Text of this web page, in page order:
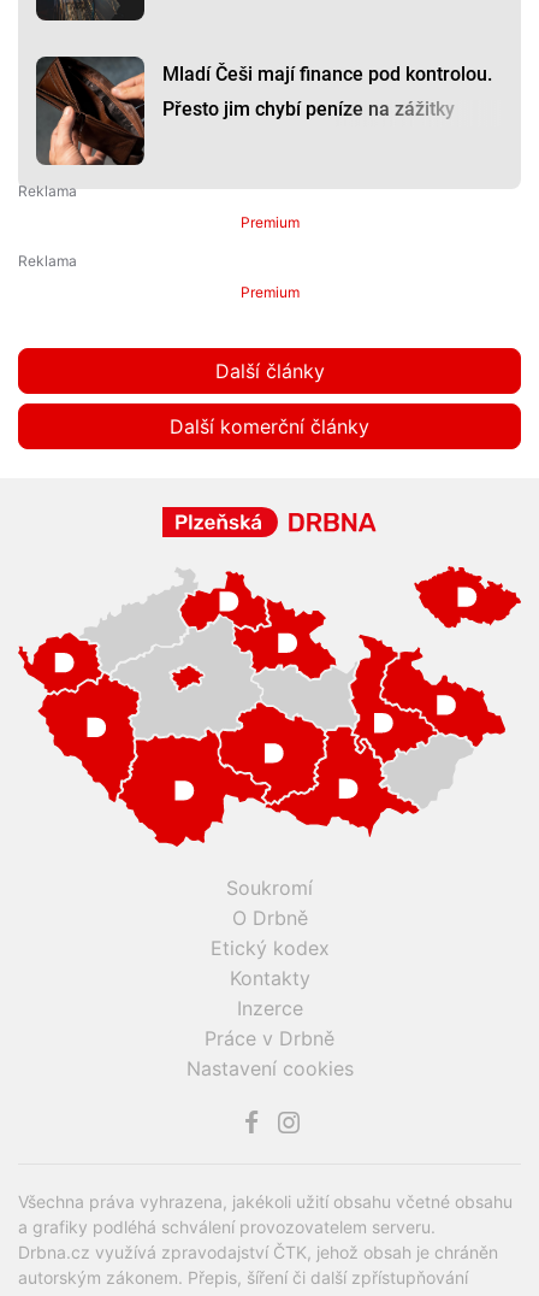
Mladí Češi mají finance pod kontrolou.
Přesto jim chybí peníze na zážitky
Premium
Premium
Další články
Další komerční články
Soukromí
O Drbně
Etický kodex
Kontakty
Inzerce
Práce v Drbně
Nastavení cookies
Všechna práva vyhrazena, jakékoli užití obsahu včetné obsahu
a grafiky podléhá schválení provozovatelem serveru.
Drbna.cz využívá zpravodajství ČTK, jehož obsah je chráněn
autorským zákonem. Přepis, šíření či další zpřístupňování